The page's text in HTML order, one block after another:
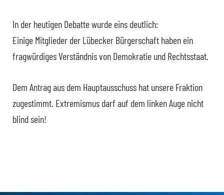
In der heutigen Debatte wurde eins deutlich:
Einige Mitglieder der Lübecker Bürgerschaft haben ein
fragwürdiges Verständnis von Demokratie und Rechtsstaat.
Dem Antrag aus dem Hauptausschuss hat unsere Fraktion
zugestimmt. Extremismus darf auf dem linken Auge nicht
blind sein!